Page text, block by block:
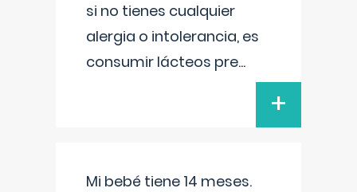
si no tienes cualquier
alergia o intolerancia, es
consumir lácteos pre...
+
Mi bebé tiene 14 meses.